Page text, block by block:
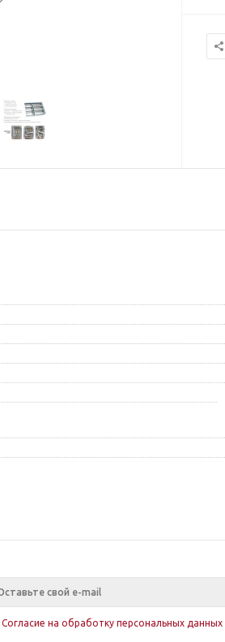
Согласие на обработку персональных данных